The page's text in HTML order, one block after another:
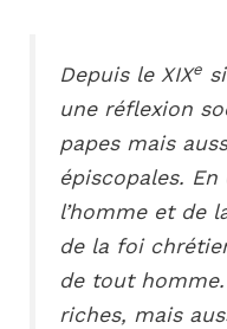
Depuis le XIXe
une réflexion
papes mais
épiscopales.
l’homme et de
de la foi
de tout
riches, mais